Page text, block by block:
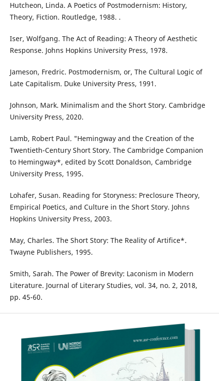
Hutcheon, Linda. A Poetics of Postmodernism: History,
Theory, Fiction. Routledge, 1988. .
Iser, Wolfgang. The Act of Reading: A Theory of Aesthetic
Response. Johns Hopkins University Press, 1978.
Jameson, Fredric. Postmodernism, or, The Cultural Logic of
Late Capitalism. Duke University Press, 1991.
Johnson, Mark. Minimalism and the Short Story. Cambridge
University Press, 2020.
Lamb, Robert Paul. "Hemingway and the Creation of the
Twentieth-Century Short Story. The Cambridge Companion
to Hemingway*, edited by Scott Donaldson, Cambridge
University Press, 1995.
Lohafer, Susan. Reading for Storyness: Preclosure Theory,
Empirical Poetics, and Culture in the Short Story. Johns
Hopkins University Press, 2003.
May, Charles. The Short Story: The Reality of Artifice*.
Twayne Publishers, 1995.
Smith, Sarah. The Power of Brevity: Laconism in Modern
Literature. Journal of Literary Studies, vol. 34, no. 2, 2018,
pp. 45-60.